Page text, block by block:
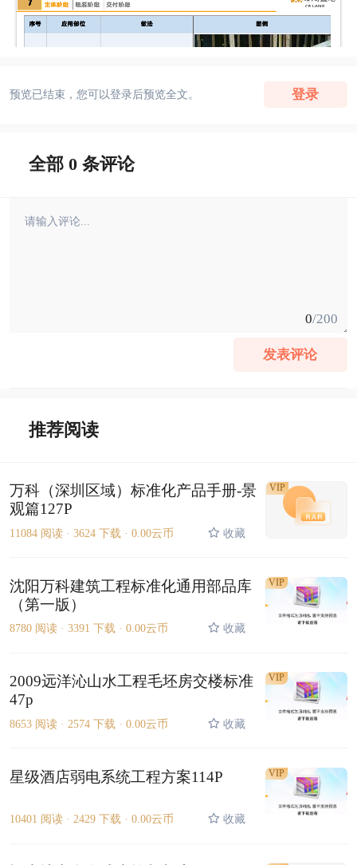
预览已结束，您可以登录后预览全文。 登录
全部 0 条评论
0/200
发表评论
推荐阅读
万科（深圳区域）标准化产品手册-景
观篇127P
11084 阅读 · 3624 下载 · 0.00云币 收藏
VIP
沈阳万科建筑工程标准化通用部品库
（第一版）
8780 阅读 · 3391 下载 · 0.00云币 收藏
VIP
2009远洋沁山水工程毛坯房交楼标准
47p
8653 阅读 · 2574 下载 · 0.00云币 收藏
VIP
星级酒店弱电系统工程方案114P
10401 阅读 · 2429 下载 · 0.00云币 收藏
VIP